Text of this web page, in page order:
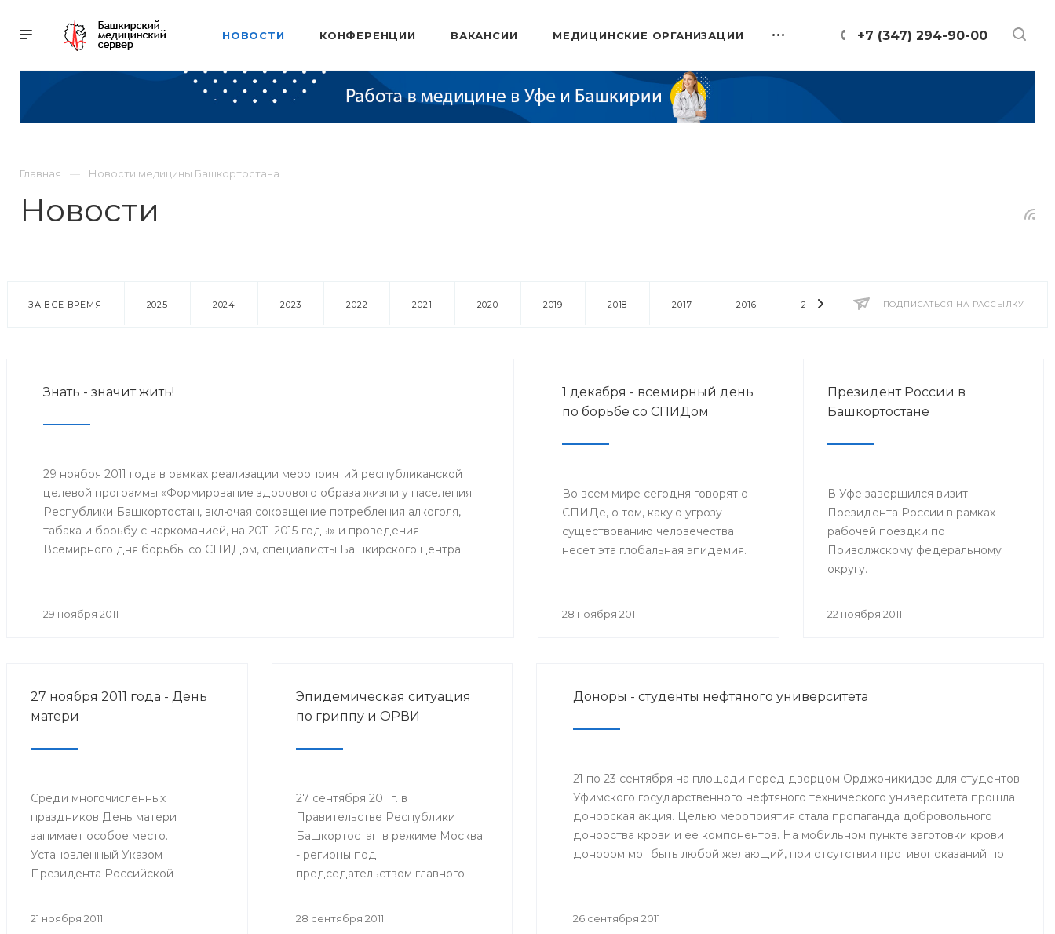
+7 (347) 294-90-00
НОВОСТИ КОНФЕРЕНЦИИ ВАКАНСИИ МЕДИЦИНСКИЕ ОРГАНИЗАЦИИ
Главная Новости медицины Башкортостана
Новости
ПОДПИСАТЬСЯ НА РАССЫЛКУ
ЗА ВСЕ ВРЕМЯ 2025 2024 2023 2022 2021 2020 2019 2018 2017 2016 2014 2013 2012 2011
Знать - значит жить!
29 ноября 2011 года в рамках реализации мероприятий республиканской
целевой программы «Формирование здорового образа жизни у населения
Республики Башкортостан, включая сокращение потребления алкоголя,
табака и борьбу с наркоманией, на 2011-2015 годы» и проведения
Всемирного дня борьбы со СПИДом, специалисты Башкирского центра
29 ноября 2011
1 декабря - всемирный день
по борьбе со СПИДом
Во всем мире сегодня говорят о
СПИДе, о том, какую угрозу
существованию человечества
несет эта глобальная эпидемия.
28 ноября 2011
Президент России в
Башкортостане
В Уфе завершился визит
Президента России в рамках
рабочей поездки по
Приволжскому федеральному
округу.
22 ноября 2011
27 ноября 2011 года - День
матери
Среди многочисленных
праздников День матери
занимает особое место.
Установленный Указом
Президента Российской
1998 года, он празднуется в
21 ноября 2011
Эпидемическая ситуация
по гриппу и ОРВИ
27 сентября 2011г. в
Правительстве Республики
Башкортостан в режиме Москва
- регионы под
председательством главного
Федерации, руководителя
28 сентября 2011
Доноры - студенты нефтяного университета
21 по 23 сентября на площади перед дворцом Орджоникидзе для студентов
Уфимского государственного нефтяного технического университета прошла
донорская акция. Целью мероприятия стала пропаганда добровольного
донорства крови и ее компонентов. На мобильном пункте заготовки крови
донором мог быть любой желающий, при отсутствии противопоказаний по
26 сентября 2011